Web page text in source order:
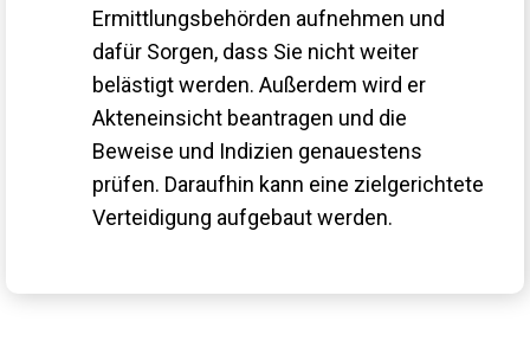
Ermittlungsbehörden aufnehmen und
dafür Sorgen, dass Sie nicht weiter
belästigt werden. Außerdem wird er
Akteneinsicht beantragen und die
Beweise und Indizien genauestens
prüfen. Daraufhin kann eine zielgerichtete
Verteidigung aufgebaut werden.